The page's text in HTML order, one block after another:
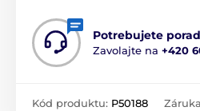
Potrebujete
Zavolajte na +420
Kód produktu: P50188